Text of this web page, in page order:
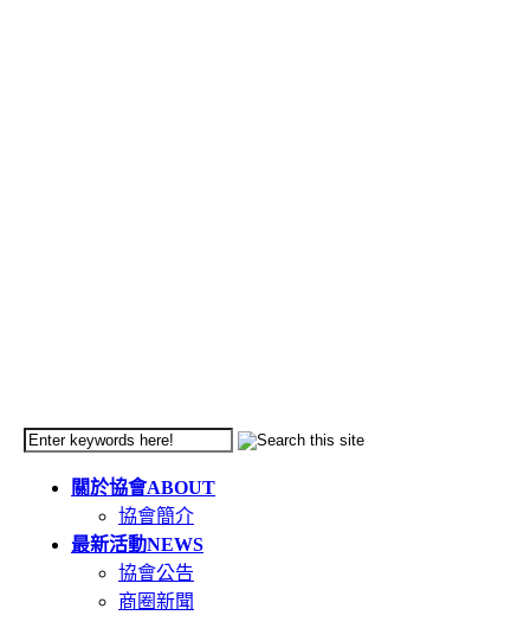
關於協會ABOUT
協會簡介
最新活動NEWS
協會公告
商圈新聞